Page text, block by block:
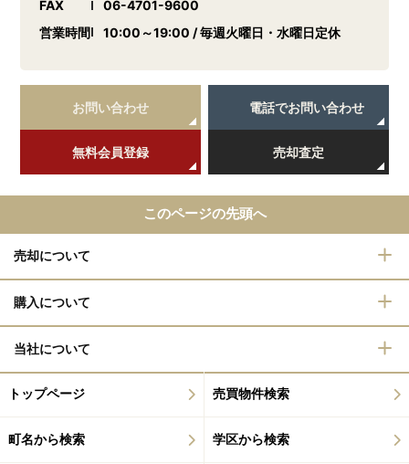
FAX
06-4701-9600
営業時間
10:00～19:00 / 毎週火曜日・水曜日定休
お問い合わせ 電話でお問い合わせ
無料会員登録 売却査定
このページの先頭へ
売却について
購入について
当社について
トップページ 売買物件検索
町名から検索 学区から検索